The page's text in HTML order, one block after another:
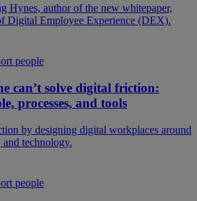
Hynes, author of the new whitepaper,
Digital Employee Experience (DEX).
people
can’t solve digital friction:
processes, and tools
by designing digital workplaces around
and technology.
people